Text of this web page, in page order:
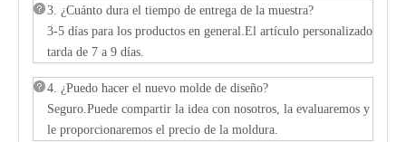
3. ¿Cuánto dura el tiempo de entrega de la muestra?
3-5 días para los productos en general.El artículo personalizado
tarda de 7 a 9 días.
4. ¿Puedo hacer el nuevo molde de diseño?
Seguro.Puede compartir la idea con nosotros, la evaluaremos y
le proporcionaremos el precio de la moldura.